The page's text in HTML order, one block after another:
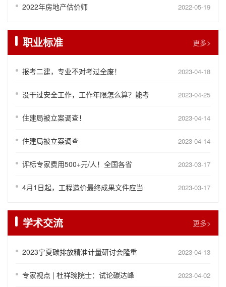
2022年房地产估价师 2022-05-19
职业标准 更多>
报考二建，专业不对考过全废！ 2023-04-18
没干过安全工作，工作年限怎么算？能考 2023-04-25
住建局被立案调查！ 2023-04-14
住建局被立案调查 2023-04-14
评标专家费用500+元/人！全国各省 2023-03-17
4月1日起，工程造价最终成果文件应当 2023-03-17
学术交流 更多>
2023宁夏碳排放精准计量研讨会隆重 2023-04-13
专家视点 | 杜祥琬院士：试论碳达峰 2023-04-02